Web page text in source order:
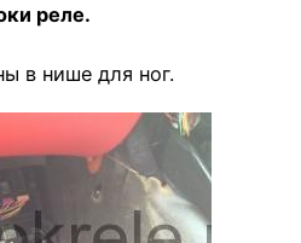
реле.
в нише для ног.